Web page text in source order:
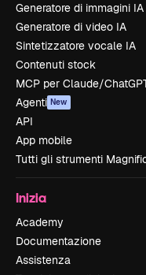
Generatore di immagini IA
Generatore di video IA
Sintetizzatore vocale IA
Contenuti stock
MCP per Claude/
Agenti New
API
App mobile
Tutti gli strumenti
Inizia
Academy
Documentazione
Assistenza